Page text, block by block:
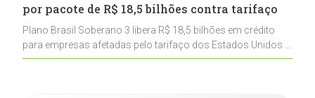
por pacote de R$ 18,5 bilhões contra tarifaço
Plano Brasil Soberano 3 libera R$ 18,5 bilhões em crédito
para empresas afetadas pelo tarifaço dos Estados Unidos e
inclui a pecuária entre os setores estratégicos